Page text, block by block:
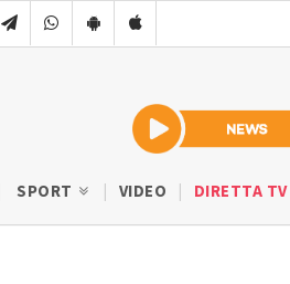
SPORT VIDEO DIRETTA TV